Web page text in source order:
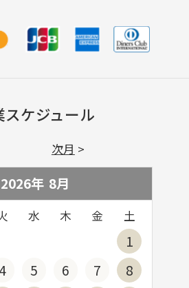
スケジュール
2026年 8月
水 木 金 土
1
4 5 6 7
8
次月